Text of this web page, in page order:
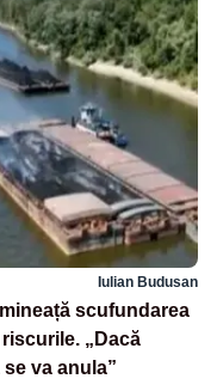
Iulian Budusan
scufundarea
„Dacă
va anula”